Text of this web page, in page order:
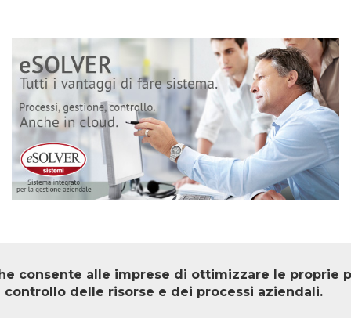
consente alle imprese di ottimizzare le proprie
delle risorse e dei processi aziendali.